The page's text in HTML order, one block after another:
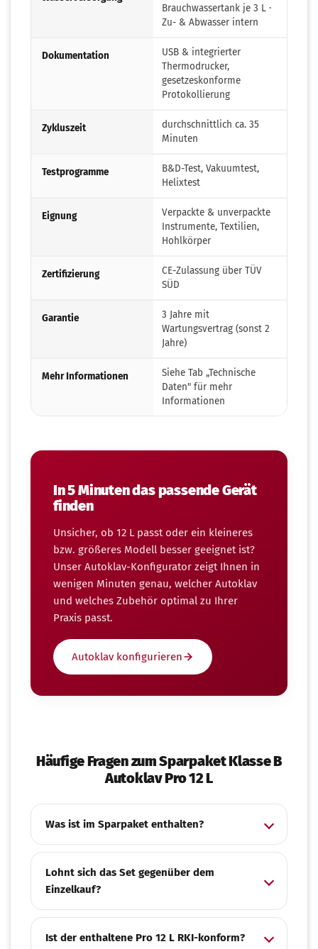
Brauchwassertank je 3 L ·
Zu- & Abwasser intern
Dokumentation
USB & integrierter
Thermodrucker,
gesetzeskonforme
Protokollierung
Zykluszeit
durchschnittlich ca. 35
Minuten
Testprogramme
B&D-Test, Vakuumtest,
Helixtest
Eignung
Verpackte & unverpackte
Instrumente, Textilien,
Hohlkörper
Zertifizierung
CE-Zulassung über TÜV
SÜD
Garantie
3 Jahre mit
Wartungsvertrag (sonst 2
Jahre)
Mehr Informationen
Siehe Tab „Technische
Daten" für mehr
Informationen
In 5 Minuten das passende Gerät
finden
Unsicher, ob 12 L passt oder ein kleineres
bzw. größeres Modell besser geeignet ist?
Unser Autoklav-Konfigurator zeigt Ihnen in
wenigen Minuten genau, welcher Autoklav
und welches Zubehör optimal zu Ihrer
Praxis passt.
Autoklav konfigurieren
Häufige Fragen zum Sparpaket Klasse B
Autoklav Pro 12 L
Was ist im Sparpaket enthalten?
Lohnt sich das Set gegenüber dem
Einzelkauf?
Ist der enthaltene Pro 12 L RKI-konform?